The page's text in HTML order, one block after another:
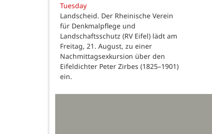
Tuesday
Landscheid. Der Rheinische Verein
für Denkmalpflege und
Landschaftsschutz (RV Eifel) lädt am
Freitag, 21. August, zu einer
Nachmittagsexkursion über den
Eifeldichter Peter Zirbes (1825–1901)
ein.